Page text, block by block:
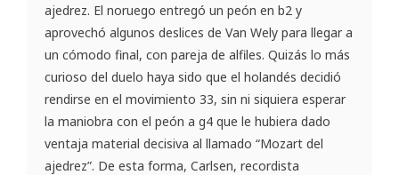
ajedrez. El noruego entregó un peón en b2 y
aprovechó algunos deslices de Van Wely para llegar a
un cómodo final, con pareja de alfiles. Quizás lo más
curioso del duelo haya sido que el holandés decidió
rendirse en el movimiento 33, sin ni siquiera esperar
la maniobra con el peón a g4 que le hubiera dado
ventaja material decisiva al llamado “Mozart del
ajedrez”. De esta forma, Carlsen, recordista